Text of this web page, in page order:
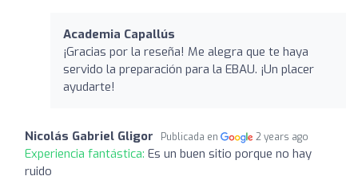
Academia Capallús
¡Gracias por la reseña! Me alegra que te haya
servido la preparación para la EBAU. ¡Un placer
ayudarte!
Nicolás Gabriel Gligor Publicada en 2 years ago
Experiencia fantástica: Es un buen sitio porque no hay
ruido